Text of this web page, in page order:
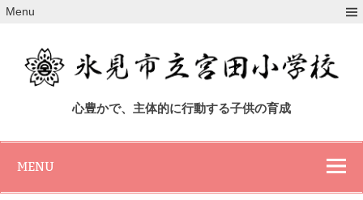
Skip
toMenu
氷見市立宮田小
学校
心豊かで、主体的に行動する子供の育成
MENU